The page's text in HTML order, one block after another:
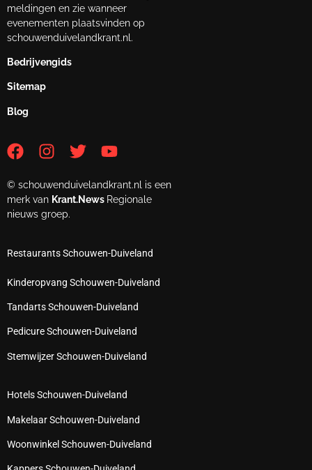
meldingen en zie wanneer
evenementen plaatsvinden op
schouwenduivelandkrant.nl.
Bedrijvengids
Sitemap
Blog
© schouwenduivelandkrant.nl is een
merk van Krant.News Regionale
nieuws groep.
Restaurants Schouwen-Duiveland
Kinderopvang Schouwen-Duiveland
Tandarts Schouwen-Duiveland
Pedicure Schouwen-Duiveland
Stemwijzer Schouwen-Duiveland
Hotels Schouwen-Duiveland
Makelaar Schouwen-Duiveland
Woonwinkel Schouwen-Duiveland